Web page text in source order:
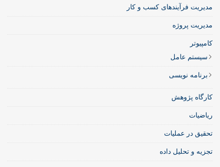
مدیریت فرآیندهای کسب و کار
مدیریت پروژه
کامپیوتر
سیستم عامل
برنامه نویسی
کارگاه پژوهش
ریاضیات
تحقیق در عملیات
تجزیه و تحلیل داده